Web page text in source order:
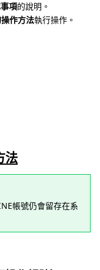
項的說明。
操作方法執行操作。
法
帳號仍會留存在系